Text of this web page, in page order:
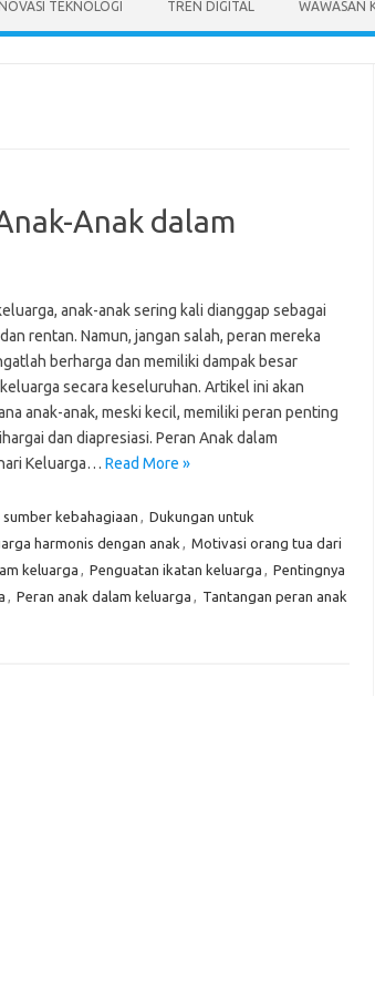
TEKNOLOGI TREN DIGITAL WAWASAN
Anak dalam
anak-anak sering kali dianggap sebagai
rentan. Namun, jangan salah, peran mereka
berharga dan memiliki dampak besar
secara keseluruhan. Artikel ini akan
anak-anak, meski kecil, memiliki peran penting
dan diapresiasi. Peran Anak dalam
Keluarga… Read More »
kebahagiaan , Dukungan untuk
harmonis dengan anak , Motivasi orang tua dari
keluarga , Penguatan ikatan keluarga , Pentingnya
, Peran anak dalam keluarga , Tantangan peran anak